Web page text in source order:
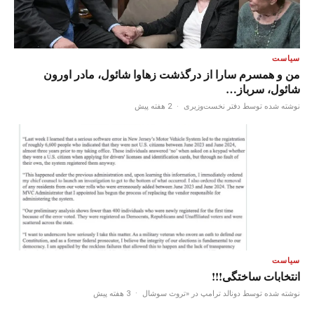
سیاست
من و همسرم سارا از درگذشت زهاوا شائول، مادر اورون
شائول، سرباز…
نوشته شده توسط دفتر نخست‌وزیری · 2 هفته پیش
سیاست
انتخابات ساختگی!!!
نوشته شده توسط دونالد ترامپ در «تروث سوشال · 3 هفته پیش